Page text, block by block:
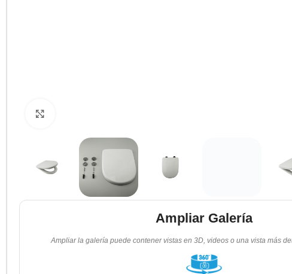
Ampliar Galería